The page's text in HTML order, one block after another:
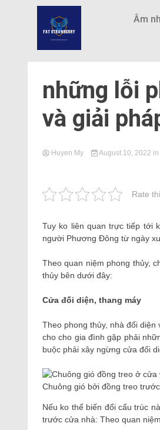
Âm
những lỗi
và giải
Huyen My August 10, 2022 in
Rate
Tuy ko liên quan trực tiếp tới
người Phương Đông từ ngày
Theo quan niệm phong thủy,
thủy bên dưới đây:
Cửa đối diện, thang máy
Theo phong thủy, nhà đối
cho cho gia đình gặp phải
buộc phải xây ngừng cửa đối
Chuông gió bởi đồng treo
Nếu ko thể biến đổi cấu trúc
trước cửa nhà: Theo quan